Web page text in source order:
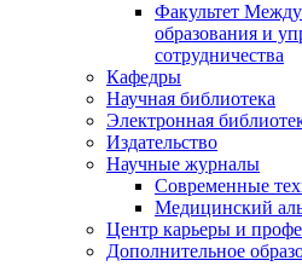
Факультет
образования и
сотрудничества
Кафедры
Научная библиотека
Электронная
Издательство
Научные журналы
Современные
Медицинский
Центр карьеры и
Дополнительное